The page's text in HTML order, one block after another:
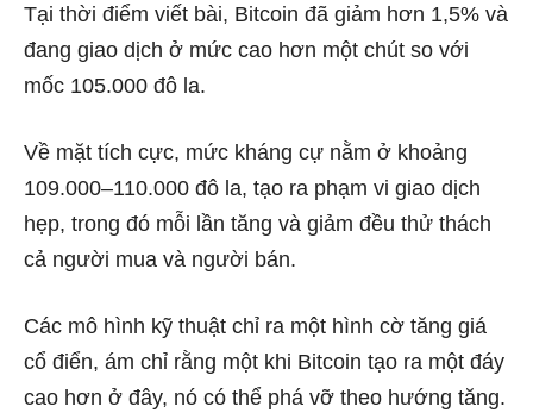
Tại thời điểm viết bài, Bitcoin đã giảm hơn 1,5% và
đang giao dịch ở mức cao hơn một chút so với
mốc 105.000 đô la.
Về mặt tích cực, mức kháng cự nằm ở khoảng
109.000–110.000 đô la, tạo ra phạm vi giao dịch
hẹp, trong đó mỗi lần tăng và giảm đều thử thách
cả người mua và người bán.
Các mô hình kỹ thuật chỉ ra một hình cờ tăng giá
cổ điển, ám chỉ rằng một khi Bitcoin tạo ra một đáy
cao hơn ở đây, nó có thể phá vỡ theo hướng tăng.